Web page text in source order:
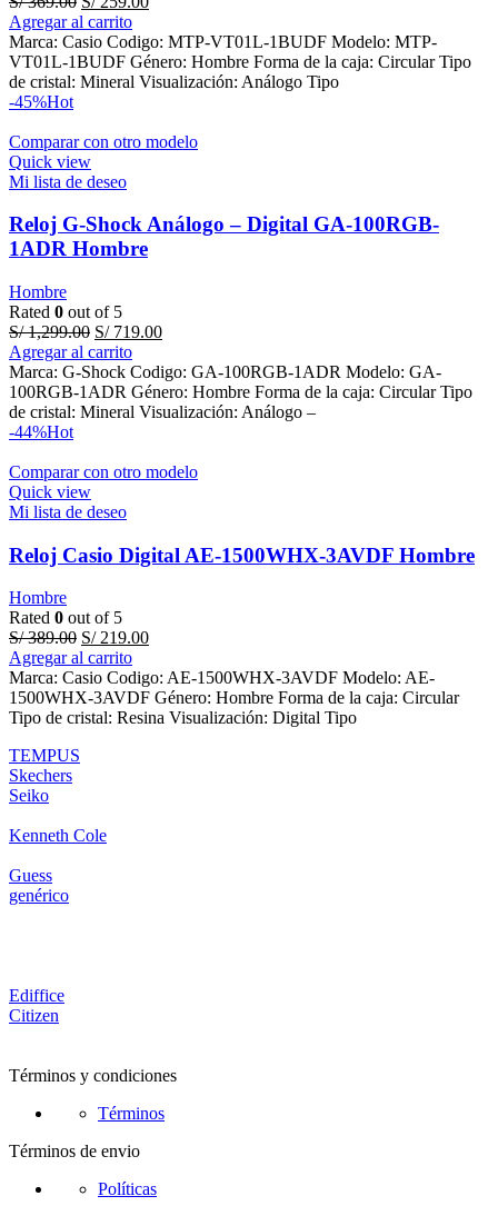
price
was:
S/ 369.00.
is:
S/ 259.00.
Agregar al carrito
Marca: Casio Codigo: MTP-VT01L-1BUDF Modelo: MTP-
VT01L-1BUDF Género: Hombre Forma de la caja: Circular Tipo
de cristal: Mineral Visualización: Análogo Tipo
-45%Hot
Comparar con otro modelo
Quick view
Mi lista de deseo
Reloj G-Shock Análogo – Digital GA-100RGB-
1ADR Hombre
Hombre
Rated 0 out of 5
S/1,299.00 Original
price
was:
S/ 1,299.00.
S/719.00Current
is:
S/ 719.00.
Agregar al carrito
Marca: G-Shock Codigo: GA-100RGB-1ADR Modelo: GA-
100RGB-1ADR Género: Hombre Forma de la caja: Circular Tipo
de cristal: Mineral Visualización: Análogo –
-44%Hot
Comparar con otro modelo
Quick view
Mi lista de deseo
Reloj Casio Digital AE-1500WHX-3AVDF Hombre
Hombre
Rated 0 out of 5
S/389.00 Original
price
was:
S/ 389.00.
S/219.00Current
is:
S/ 219.00.
Agregar al carrito
Marca: Casio Codigo: AE-1500WHX-3AVDF Modelo: AE-
1500WHX-3AVDF Género: Hombre Forma de la caja: Circular
Tipo de cristal: Resina Visualización: Digital Tipo
TEMPUS
Skechers
Seiko
Kenneth Cole
Guess
genérico
Ediffice
Citizen
Términos y condiciones
Términos
Términos de envio
Políticas